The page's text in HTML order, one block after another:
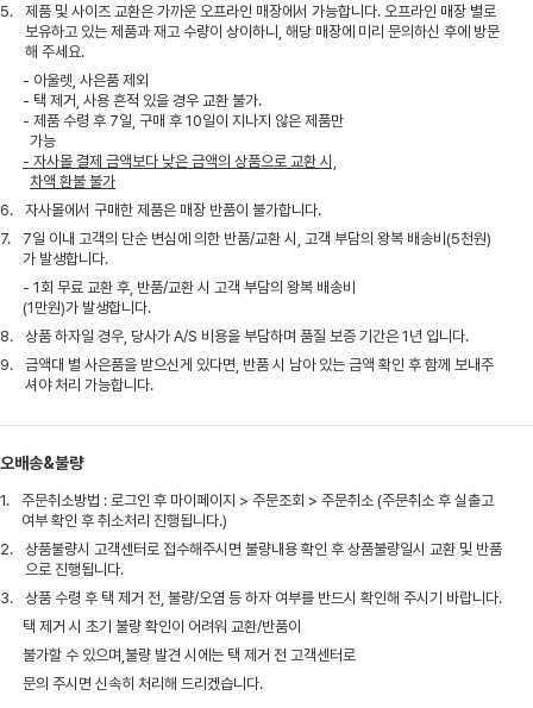
5.
제품 및 사이즈 교환은 가까운 오프라인 매장에서 가능합니다. 오프라인 매장 별로
보유하고 있는 제품과 재고 수량이 상이하니, 해당 매장에 미리 문의하신 후에 방문
해 주세요.
- 아울렛, 사은품 제외
- 택 제거, 사용 흔적 있을 경우 교환 불가.
- 제품 수령 후 7일, 구매 후 10일이 지나지 않은 제품만
가능
- 자사몰 결제 금액보다 낮은 금액의 상품으로 교환 시,
차액 환불 불가
6.
자사몰에서 구매한 제품은 매장 반품이 불가합니다.
7.
7일 이내 고객의 단순 변심에 의한 반품/교환 시, 고객 부담의 왕복 배송비(5천원)
가 발생합니다.
- 1회 무료 교환 후, 반품/교환 시 고객 부담의 왕복 배송비
(1만원)가 발생합니다.
8.
상품 하자일 경우, 당사가 A/S 비용을 부담하며 품질 보증 기간은 1년 입니다.
9.
금액대 별 사은품을 받으신게 있다면, 반품 시 남아 있는 금액 확인 후 함께 보내주
셔야 처리 가능합니다.
오배송&불량
1.
주문취소방법 : 로그인 후 마이페이지 > 주문조회 > 주문취소 (주문취소 후 실출고
여부 확인 후 취소처리 진행됩니다.)
2.
상품불량시 고객센터로 접수해주시면 불량내용 확인 후 상품불량일시 교환 및 반품
으로 진행됩니다.
3.
상품 수령 후 택 제거 전, 불량/오염 등 하자 여부를 반드시 확인해 주시기 바랍니다.
택 제거 시 초기 불량 확인이 어려워 교환/반품이
불가할 수 있으며,불량 발견 시에는 택 제거 전 고객센터로
문의 주시면 신속히 처리해 드리겠습니다.